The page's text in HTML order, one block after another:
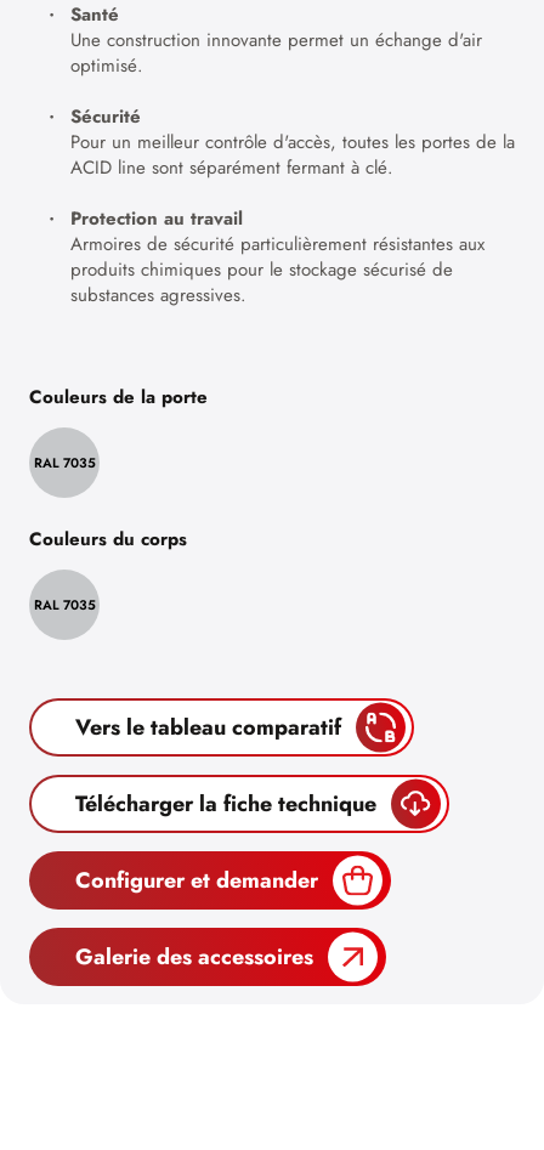
Santé
Une construction innovante permet un échange d'air
optimisé.
Sécurité
Pour un meilleur contrôle d'accès, toutes les portes de la
ACID line sont séparément fermant à clé.
Protection au travail
Armoires de sécurité particulièrement résistantes aux
produits chimiques pour le stockage sécurisé de
substances agressives.
Couleurs de la porte
RAL 7035
Couleurs du corps
RAL 7035
Vers le tableau comparatif
Télécharger la fiche technique
Configurer et demander
Galerie des accessoires